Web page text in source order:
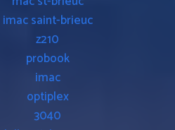
imac saint-brieuc
z210
probook
imac
optiplex
3040